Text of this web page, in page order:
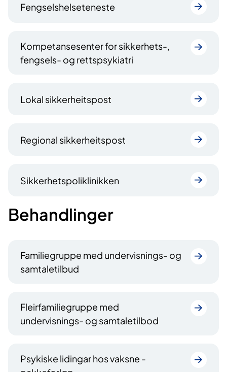
Fengsels­helseteneste
Kompetansesenter for sikkerhets-,
fengsels- og rettspsykiatri
Lokal sikkerheitspost
Regional sikkerheitspost
Sikkerhetspoliklinikken
Behandlinger
Familiegruppe med undervisnings- og
samtaletilbud
Fleirfamiliegruppe med
undervisnings- og samtaletilbod
Psykiske lidingar hos vaksne -